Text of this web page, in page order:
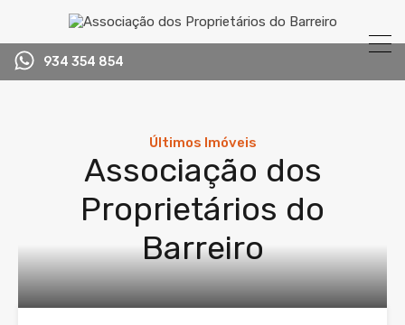
934 354 854
Últimos Imóveis
Associação dos
Proprietários do
Barreiro